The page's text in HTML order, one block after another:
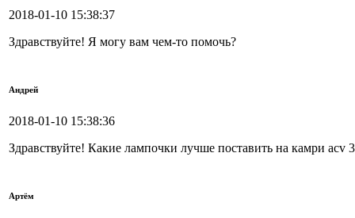
2018-01-10 15:38:37
Здравствуйте! Я могу вам чем-то помочь?
Андрей
2018-01-10 15:38:36
Здравствуйте! Какие лампочки лучше поставить на камри acv
Артём